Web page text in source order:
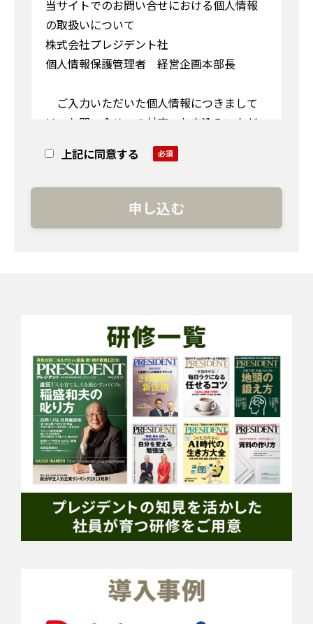
当サイトでのお問い合せにおける個人情報
の取扱いについて
株式会社プレジデント社
個人情報保護管理者 経営企画本部長
ご入力いただいた個人情報につきまして
は、お問い合せへの対応、お申込みいただ
いた商品の発送、事務連絡や弊社サービス
に関するご案内をさせていただきます。 法
ることなく他に利用または提供することは
用の停止・消去及び第三者への提供の停止
についてはお客様相談窓口までお問い合せ
下さい（こちらのフォームにてご連絡くだ
さい）。
また、ウェブサイトの使用状況の把握、
利便性向上、今後のより良いサービス、商
品作りの参考、問題発生時の原因探求、広
告配信、レポート作成のため、クッキーを
利用しています。 「当サイトでのお問い合
せにおける個人情報の取扱いについて」に
ご同意の上、「申し込む」を押して下さ
上記に同意する